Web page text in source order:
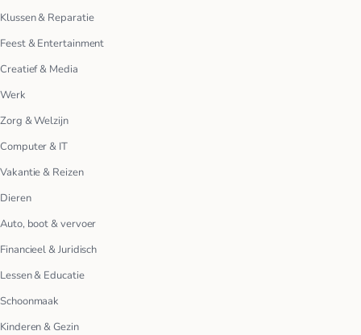
Klussen & Reparatie
Feest & Entertainment
Creatief & Media
Werk
Zorg & Welzijn
Computer & IT
Vakantie & Reizen
Dieren
Auto, boot & vervoer
Financieel & Juridisch
Lessen & Educatie
Schoonmaak
Kinderen & Gezin